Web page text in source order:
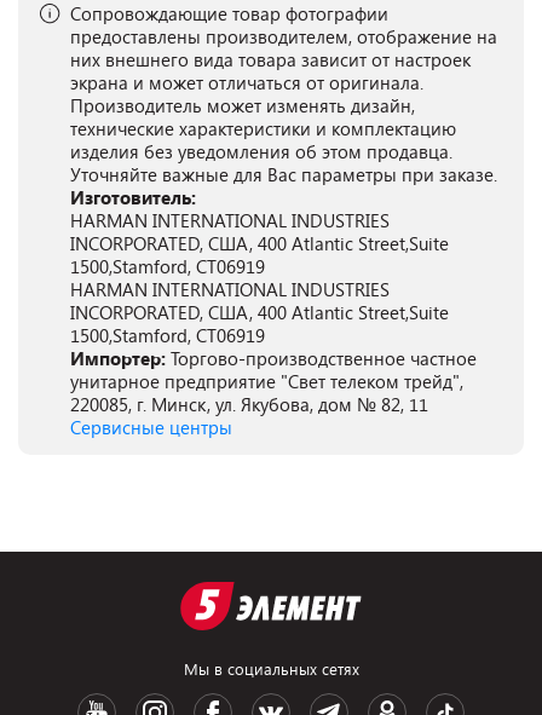
Сопровождающие товар фотографии
предоставлены производителем, отображение на
них внешнего вида товара зависит от настроек
экрана и может отличаться от оригинала.
Производитель может изменять дизайн,
технические характеристики и комплектацию
изделия без уведомления об этом продавца.
Уточняйте важные для Вас параметры при заказе.
Изготовитель:
HARMAN INTERNATIONAL INDUSTRIES
INCORPORATED, США, 400 Atlantic Street,Suite
1500,Stamford, CT06919
HARMAN INTERNATIONAL INDUSTRIES
INCORPORATED, США, 400 Atlantic Street,Suite
1500,Stamford, CT06919
Импортер: Торгово-производственное частное
унитарное предприятие "Свет телеком трейд",
220085, г. Минск, ул. Якубова, дом № 82, 11
Сервисные центры
Мы в социальных сетях